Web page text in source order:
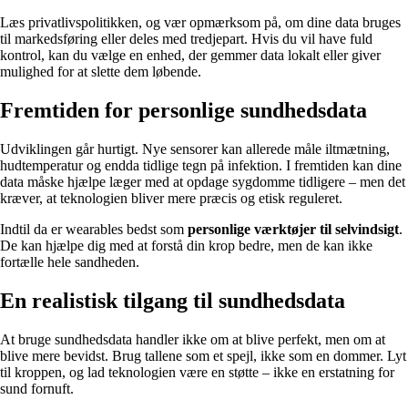
Læs privatlivspolitikken, og vær opmærksom på, om dine data bruges
til markedsføring eller deles med tredjepart. Hvis du vil have fuld
kontrol, kan du vælge en enhed, der gemmer data lokalt eller giver
mulighed for at slette dem løbende.
Fremtiden for personlige sundhedsdata
Udviklingen går hurtigt. Nye sensorer kan allerede måle iltmætning,
hudtemperatur og endda tidlige tegn på infektion. I fremtiden kan dine
data måske hjælpe læger med at opdage sygdomme tidligere – men det
kræver, at teknologien bliver mere præcis og etisk reguleret.
Indtil da er wearables bedst som personlige værktøjer til selvindsigt.
De kan hjælpe dig med at forstå din krop bedre, men de kan ikke
fortælle hele sandheden.
En realistisk tilgang til sundhedsdata
At bruge sundhedsdata handler ikke om at blive perfekt, men om at
blive mere bevidst. Brug tallene som et spejl, ikke som en dommer. Lyt
til kroppen, og lad teknologien være en støtte – ikke en erstatning for
sund fornuft.